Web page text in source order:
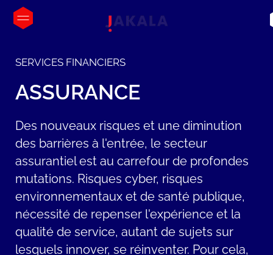
SERVICES FINANCIERS
ASSURANCE
Des nouveaux risques et une diminution
des barrières à l'entrée, le secteur
assurantiel est au carrefour de profondes
mutations. Risques cyber, risques
environnementaux et de santé publique,
nécessité de repenser l'expérience et la
qualité de service, autant de sujets sur
lesquels innover, se réinventer. Pour cela,